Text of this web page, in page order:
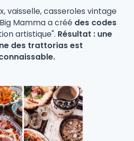
vaisselle, casseroles vintage
Mamma a créé des codes
artistique". Résultat : une
des trattorias est